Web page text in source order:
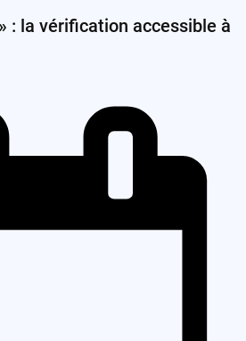
: la vérification accessible à